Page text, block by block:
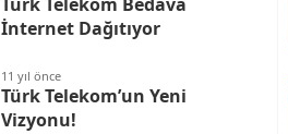
Türk Telekom Bedava
İnternet Dağıtıyor
11 yıl önce
Türk Telekom’un Yeni
Vizyonu!